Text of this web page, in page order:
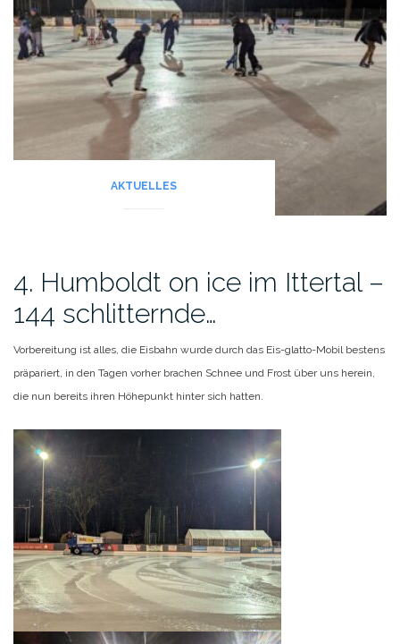
AKTUELLES
4. Humboldt on ice im Ittertal –
144 schlitternde…
Vorbereitung ist alles, die Eisbahn wurde durch das Eis-glatto-Mobil bestens
präpariert, in den Tagen vorher brachen Schnee und Frost über uns herein,
die nun bereits ihren Höhepunkt hinter sich hatten.